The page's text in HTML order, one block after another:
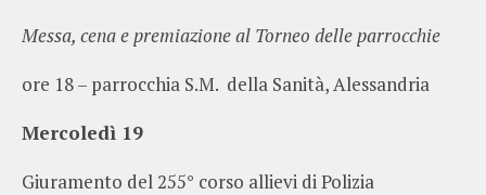
Messa, cena e premiazione al Torneo delle parrocchie
ore 18 – parrocchia S.M. della Sanità, Alessandria
Mercoledì 19
Giuramento del 255° corso allievi di Polizia